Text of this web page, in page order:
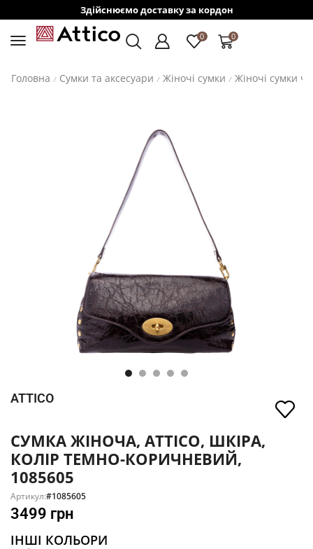
Здійснюємо доставку за кордон
0 0
Головна / Сумки та аксесуари / Жіночі сумки / Жіночі сумки
ATTICO
СУМКА ЖІНОЧА, ATTICO, ШКІРА,
КОЛІР ТЕМНО-КОРИЧНЕВИЙ,
1085605
Артикул:#1085605
3499 грн
ІНШІ КОЛЬОРИ